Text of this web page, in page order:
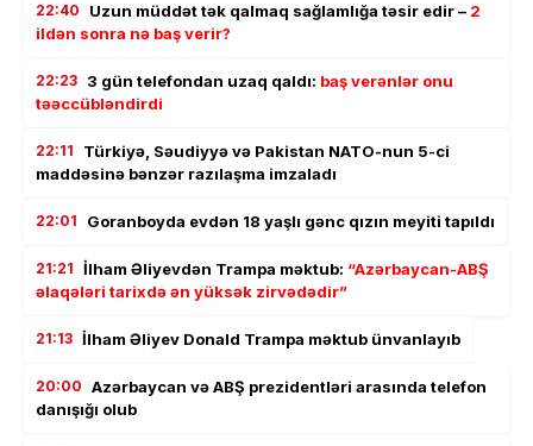
22:40 Uzun müddət tək qalmaq sağlamlığa təsir edir – 2
ildən sonra nə baş verir?
22:23 3 gün telefondan uzaq qaldı: baş verənlər onu
təəccübləndirdi
22:11
Türkiyə, Səudiyyə və Pakistan NATO-nun 5-ci
maddəsinə bənzər razılaşma imzaladı
22:01 Goranboyda evdən 18 yaşlı gənc qızın meyiti tapıldı
21:21 İlham Əliyevdən Trampa məktub: “Azərbaycan-ABŞ
əlaqələri tarixdə ən yüksək zirvədədir”
21:13 İlham Əliyev Donald Trampa məktub ünvanlayıb
20:00 Azərbaycan və ABŞ prezidentləri arasında telefon
danışığı olub